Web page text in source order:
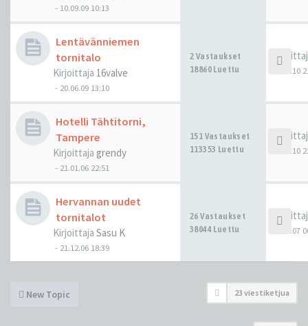
- 10.09.09 10:13
Lentävänniemen
tornitalo
Kirjoittaja 16valve
- 20.06.09 13:10
2 Vastaukset
18860 Luettu
01.12.10
Hotelli Tähtitorni,
Tampere
Kirjoittaja grendy
- 21.01.06 22:51
151 Vastaukset
113353 Luettu
19.06.10
Hervannan uudet
tornitalot
Kirjoittaja Sasu K
- 21.12.06 18:39
26 Vastaukset
38044 Luettu
03.06.07
New Topic 23 viestiketjua